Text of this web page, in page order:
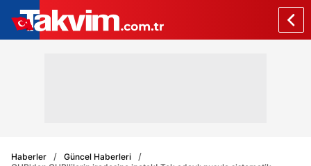
Haberler
Güncel Haberleri